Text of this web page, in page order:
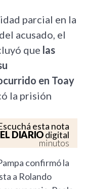
parcial en la
acusado, el
que las
en Toay
la prisión
esta nota
EL DIARIOdigital
minutos
confirmó la
a Rolando